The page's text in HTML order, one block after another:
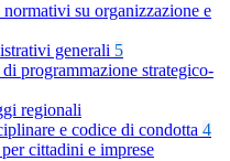
su organizzazione e
generali 5
programmazione strategico-
regionali
e codice di condotta 4
cittadini e imprese